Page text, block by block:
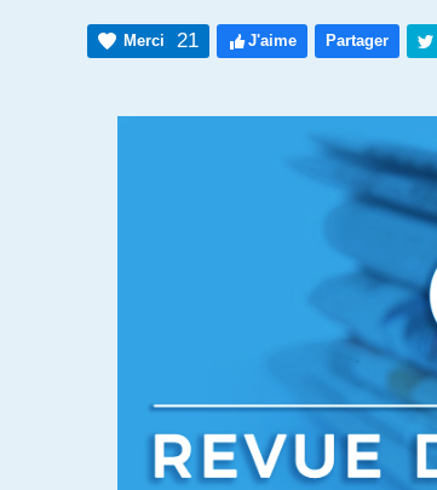
Merci 21 J'aime Partager